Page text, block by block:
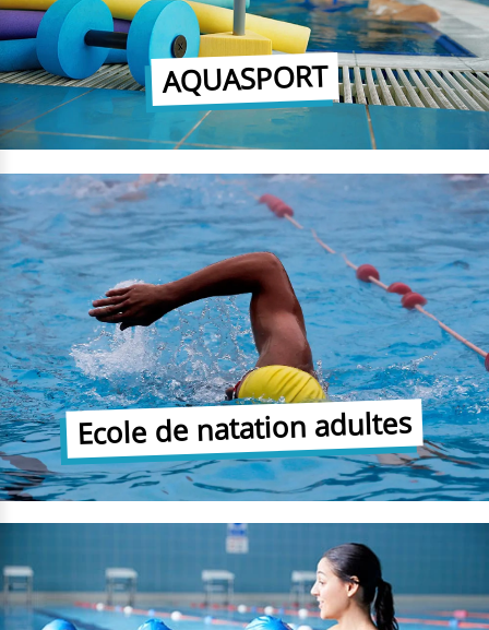
AQUASPORT
Ecole de natation adultes